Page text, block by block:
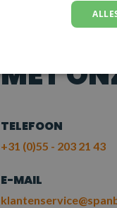
HULP NODIG?
NEEM
MET
TELEFOON
+31 (0)55 - 203 21 43
E-MAIL